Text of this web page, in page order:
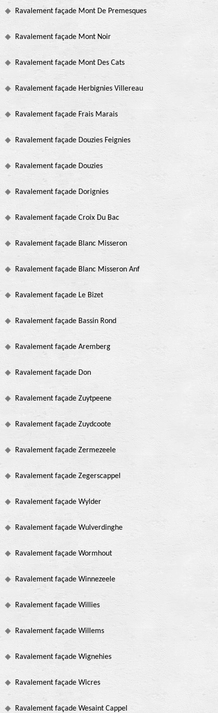
Ravalement façade Mont De Premesques
Ravalement façade Mont Noir
Ravalement façade Mont Des Cats
Ravalement façade Herbignies Villereau
Ravalement façade Frais Marais
Ravalement façade Douzies Feignies
Ravalement façade Douzies
Ravalement façade Dorignies
Ravalement façade Croix Du Bac
Ravalement façade Blanc Misseron
Ravalement façade Blanc Misseron Anf
Ravalement façade Le Bizet
Ravalement façade Bassin Rond
Ravalement façade Aremberg
Ravalement façade Don
Ravalement façade Zuytpeene
Ravalement façade Zuydcoote
Ravalement façade Zermezeele
Ravalement façade Zegerscappel
Ravalement façade Wylder
Ravalement façade Wulverdinghe
Ravalement façade Wormhout
Ravalement façade Winnezeele
Ravalement façade Willies
Ravalement façade Willems
Ravalement façade Wignehies
Ravalement façade Wicres
Ravalement façade Wesaint Cappel